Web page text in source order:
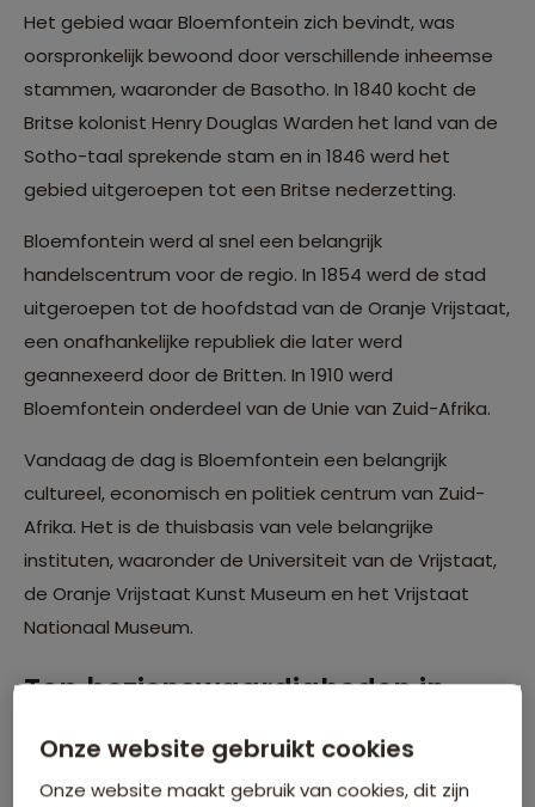
Het gebied waar Bloemfontein zich bevindt, was
oorspronkelijk bewoond door verschillende inheemse
stammen, waaronder de Basotho. In 1840 kocht de
Britse kolonist Henry Douglas Warden het land van de
Sotho-taal sprekende stam en in 1846 werd het
gebied uitgeroepen tot een Britse nederzetting.
Bloemfontein werd al snel een belangrijk
handelscentrum voor de regio. In 1854 werd de stad
uitgeroepen tot de hoofdstad van de Oranje Vrijstaat,
een onafhankelijke republiek die later werd
geannexeerd door de Britten. In 1910 werd
Bloemfontein onderdeel van de Unie van Zuid-Afrika.
Vandaag de dag is Bloemfontein een belangrijk
cultureel, economisch en politiek centrum van Zuid-
Afrika. Het is de thuisbasis van vele belangrijke
instituten, waaronder de Universiteit van de Vrijstaat,
de Oranje Vrijstaat Kunst Museum en het Vrijstaat
Nationaal Museum.
Top bezienswaardigheden in
Onze website gebruikt cookies
Onze website maakt gebruik van cookies, dit zijn